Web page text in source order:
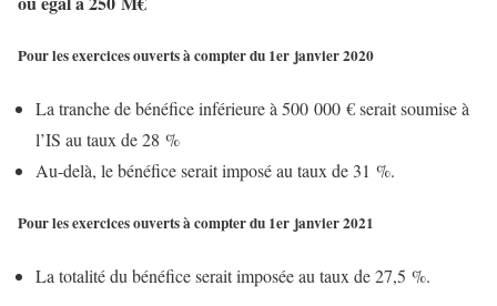
Pour les exercices ouverts à compter du 1er janvier 2020
La tranche de bénéfice inférieure à 500 000 € serait soumise à
l’IS au taux de 28 %
Au-delà, le bénéfice serait imposé au taux de 31 %.
Pour les exercices ouverts à compter du 1er janvier 2021
La totalité du bénéfice serait imposée au taux de 27,5 %.